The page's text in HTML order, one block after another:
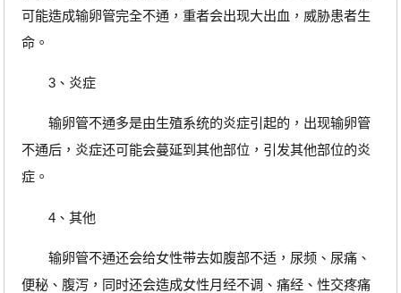
可能造成输卵管完全不通，重者会出现大出血，威胁患者生
命。
3、炎症
输卵管不通多是由生殖系统的炎症引起的，出现输卵管
不通后，炎症还可能会蔓延到其他部位，引发其他部位的炎
症。
4、其他
输卵管不通还会给女性带去如腹部不适，尿频、尿痛、
便秘、腹泻，同时还会造成女性月经不调、痛经、性交疼痛